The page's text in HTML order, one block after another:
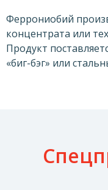
Феррониобий
концентрата или
Продукт
«биг-бэг» или